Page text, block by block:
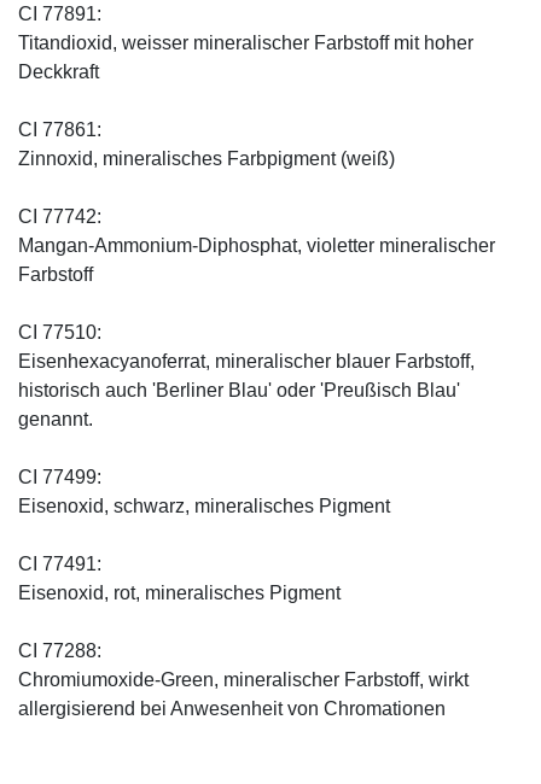
CI 77891:
Titandioxid, weisser mineralischer Farbstoff mit hoher
Deckkraft
CI 77861:
Zinnoxid, mineralisches Farbpigment (weiß)
CI 77742:
Mangan-Ammonium-Diphosphat, violetter mineralischer
Farbstoff
CI 77510:
Eisenhexacyanoferrat, mineralischer blauer Farbstoff,
historisch auch 'Berliner Blau' oder 'Preußisch Blau'
genannt.
CI 77499:
Eisenoxid, schwarz, mineralisches Pigment
CI 77491:
Eisenoxid, rot, mineralisches Pigment
CI 77288:
Chromiumoxide-Green, mineralischer ­Farbstoff, wirkt
allergisierend bei Anwesenheit von Chromationen